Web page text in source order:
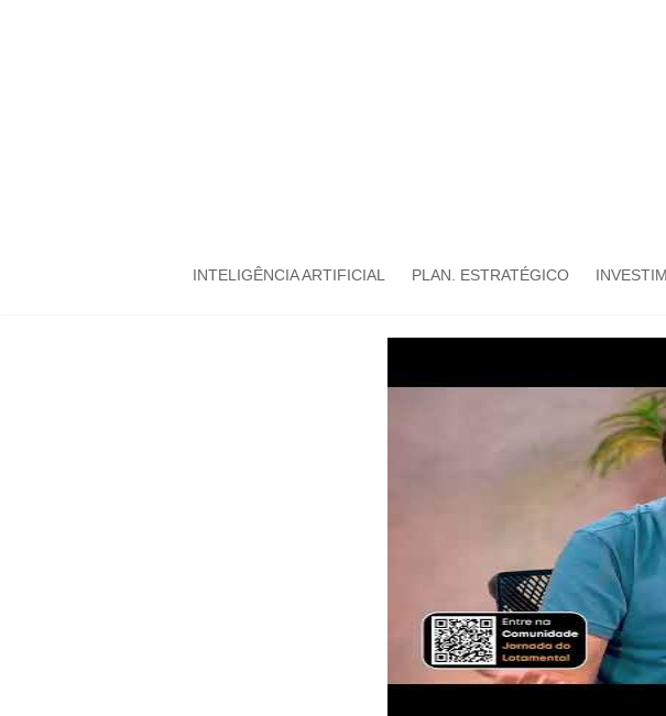
INTELIGÊNCIA ARTIFICIAL PLAN. ESTRATÉGICO